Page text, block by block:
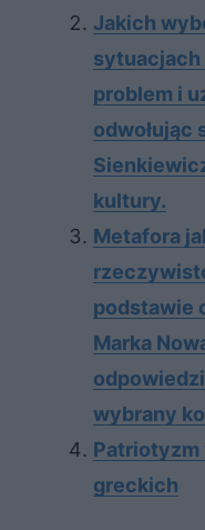
Jakich
sytuacjach
problem i
odwołując
kultury.
Metafora
podstawie
Marka
wybrany
Patriotyzm
greckich